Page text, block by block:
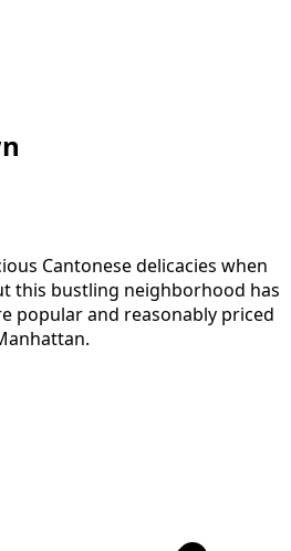
Cantonese delicacies when
this bustling neighborhood has
popular and reasonably priced